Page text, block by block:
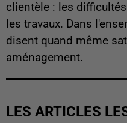
clientèle : les
les travaux. Dans
disent quand même
aménagement.
LES ARTICLES